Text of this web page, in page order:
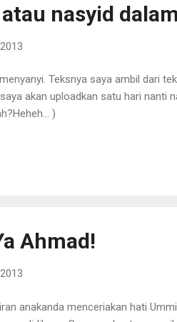
nasyid
Teksnya saya ambil dari
akan uploadkan satu hari nanti
)
Ahmad!
anakanda menceriakan hati